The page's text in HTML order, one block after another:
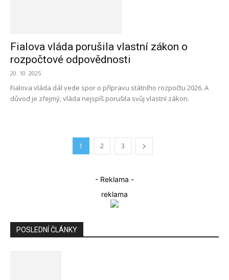
Fialova vláda porušila vlastní zákon o
rozpočtové odpovědnosti
20. 10. 2025
Fialova vláda dál vede spor o přípravu státního rozpočtu 2026. A
důvod je zřejmý, vláda nejspíš porušila svůj vlastní zákon.
1 2 3
- Reklama -
reklama
POSLEDNÍ ČLÁNKY